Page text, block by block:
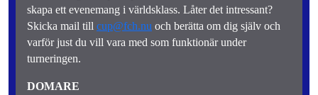
skapa ett evenemang i världsklass. Låter det intressant?
Skicka mail till cup@fch.nu och berätta om dig själv och
varför just du vill vara med som funktionär under
turneringen.
DOMARE